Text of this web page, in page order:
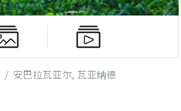
安巴拉瓦亚尔, 瓦亚纳德